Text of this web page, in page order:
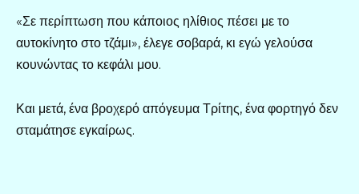
«Σε περίπτωση που κάποιος ηλίθιος πέσει με το
αυτοκίνητο στο τζάμι», έλεγε σοβαρά, κι εγώ γελούσα
κουνώντας το κεφάλι μου.
Και μετά, ένα βροχερό απόγευμα Τρίτης, ένα φορτηγό δεν
σταμάτησε εγκαίρως.